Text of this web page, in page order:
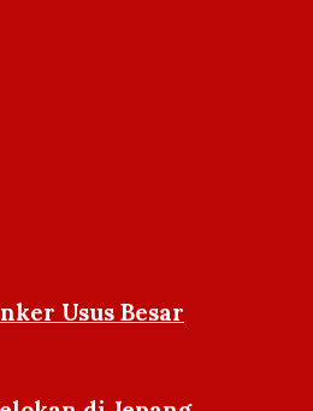
Usus Besar